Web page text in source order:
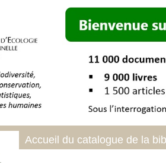
Accueil du catalogue de la